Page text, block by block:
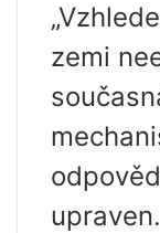
zemi